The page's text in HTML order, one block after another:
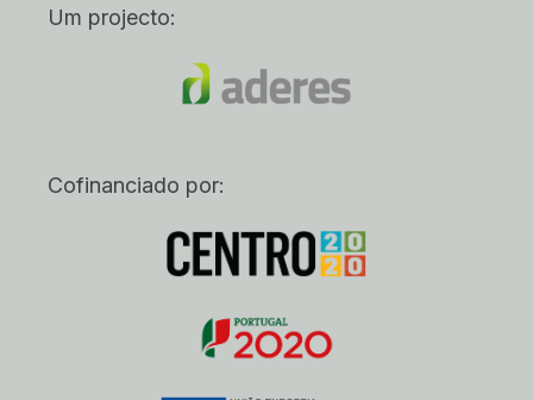
Um projecto:
Cofinanciado por: